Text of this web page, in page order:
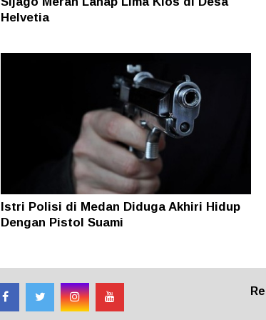
Helvetia
Istri Polisi di Medan Diduga Akhiri Hidup
Dengan Pistol Suami